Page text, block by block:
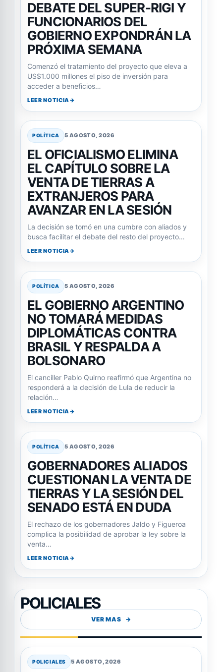
DEBATE DEL SUPER-RIGI Y
FUNCIONARIOS DEL
GOBIERNO EXPONDRÁN LA
PRÓXIMA SEMANA
Comenzó el tratamiento del proyecto que eleva a
US$1.000 millones el piso de inversión para
acceder a beneficios…
LEER NOTICIA
POLÍTICA 5 AGOSTO, 2026
EL OFICIALISMO ELIMINA
EL CAPÍTULO SOBRE LA
VENTA DE TIERRAS A
EXTRANJEROS PARA
AVANZAR EN LA SESIÓN
La decisión se tomó en una cumbre con aliados y
busca facilitar el debate del resto del proyecto…
LEER NOTICIA
POLÍTICA 5 AGOSTO, 2026
EL GOBIERNO ARGENTINO
NO TOMARÁ MEDIDAS
DIPLOMÁTICAS CONTRA
BRASIL Y RESPALDA A
BOLSONARO
El canciller Pablo Quirno reafirmó que Argentina no
responderá a la decisión de Lula de reducir la
relación…
LEER NOTICIA
POLÍTICA 5 AGOSTO, 2026
GOBERNADORES ALIADOS
CUESTIONAN LA VENTA DE
TIERRAS Y LA SESIÓN DEL
SENADO ESTÁ EN DUDA
El rechazo de los gobernadores Jaldo y Figueroa
complica la posibilidad de aprobar la ley sobre la
venta…
LEER NOTICIA
POLICIALES
VER MAS
POLICIALES 5 AGOSTO, 2026